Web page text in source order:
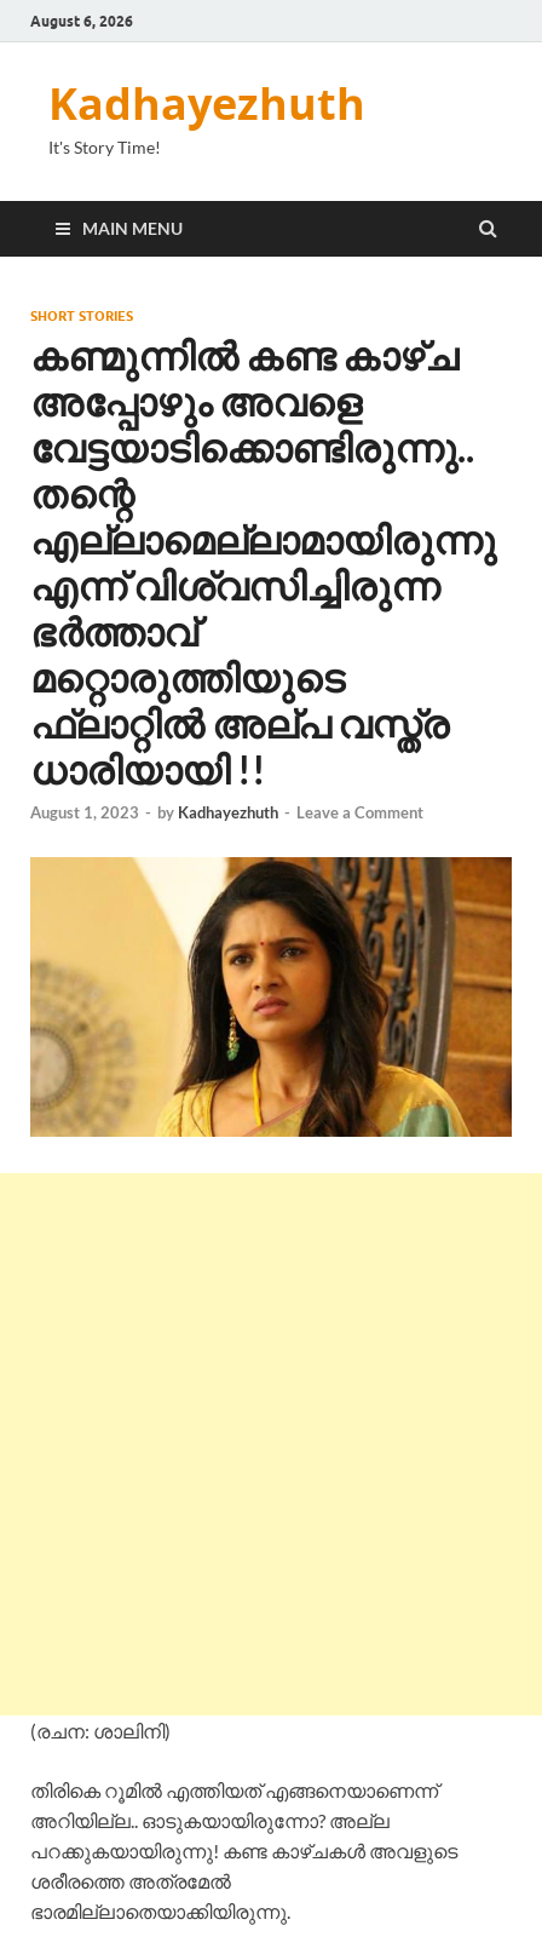
August 6, 2026
Kadhayezhuth
It's Story Time!
MAIN MENU
SHORT STORIES
കണ്മുന്നിൽ കണ്ട കാഴ്ച
അപ്പോഴും അവളെ
വേട്ടയാടിക്കൊണ്ടിരുന്നു..
തന്റെ
എല്ലാമെല്ലാമായിരുന്നു
എന്ന് വിശ്വസിച്ചിരുന്ന
ഭർത്താവ്
മറ്റൊരുത്തിയുടെ
ഫ്ലാറ്റിൽ അല്പ വസ്ത്ര
ധാരിയായി !!
August 1, 2023 - by Kadhayezhuth - Leave a Comment
(രചന: ശാലിനി)
തിരികെ റൂമിൽ എത്തിയത് എങ്ങനെയാണെന്ന്
അറിയില്ല.. ഓടുകയായിരുന്നോ? അല്ല
പറക്കുകയായിരുന്നു! കണ്ട കാഴ്ചകൾ അവളുടെ
ശരീരത്തെ അത്രമേൽ
ഭാരമില്ലാതെയാക്കിയിരുന്നു.